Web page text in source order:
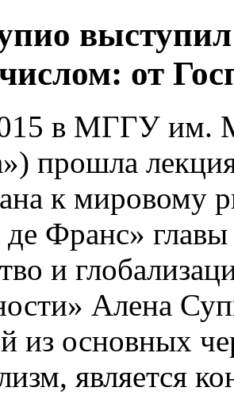
от
в МГГУ им.
прошла
к мировому
Франс»
и
Алена
из основных
является